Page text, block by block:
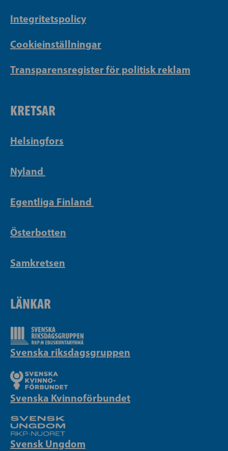
Integritetspolicy
Cookieinställningar
Transparensregister för politisk reklam
KRETSAR
Helsingfors
Nyland
Egentliga Finland
Österbotten
Samkretsen
LÄNKAR
Svenska riksdagsgruppen
Svenska Kvinnoförbundet
Svensk Ungdom